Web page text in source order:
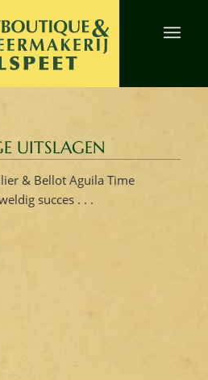
UITSLAGEN
& Bellot Aguila Time
succes . . .